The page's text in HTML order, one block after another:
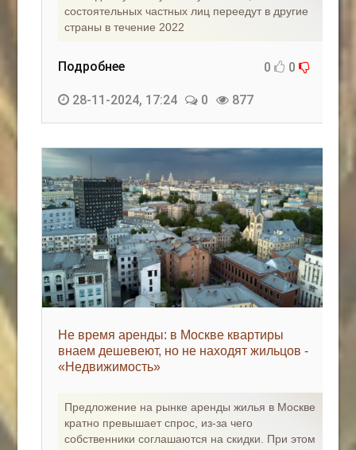
состоятельных частных лиц переедут в другие
страны в течение 2022
Подробнее 0 0
28-11-2024, 17:24 0 877
Не время аренды: в Москве квартиры
внаем дешевеют, но не находят жильцов -
«Недвижимость»
Предложение на рынке аренды жилья в Москве
кратно превышает спрос, из-за чего
собственники соглашаются на скидки. При этом